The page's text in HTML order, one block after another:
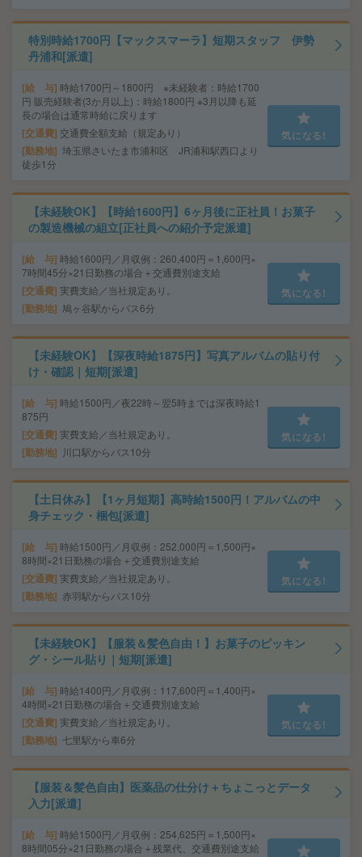
特別時給1700円【マックスマーラ】短期スタッフ 伊勢
丹浦和[派遣]
給 与 時給1700円～1800円 ※未経験者：時給1700
円 販売経験者(3か月以上)：時給1800円 ※3月以降も延
長の場合は通常時給に戻ります
交通費 交通費全額支給（規定あり）
勤務地 埼玉県さいたま市浦和区 JR浦和駅西口より
徒歩1分
気になる!
【未経験OK】【時給1600円】6ヶ月後に正社員！お菓子
の製造機械の組立[正社員への紹介予定派遣]
給 与 時給1600円／月収例：260,400円＝1,600円×
7時間45分×21日勤務の場合＋交通費別途支給
交通費 実費支給／当社規定あり。
勤務地 鳩ヶ谷駅からバス6分
気になる!
【未経験OK】【深夜時給1875円】写真アルバムの貼り付
け・確認｜短期[派遣]
給 与 時給1500円／夜22時～翌5時までは深夜時給1
875円
交通費 実費支給／当社規定あり。
勤務地 川口駅からバス10分
気になる!
【土日休み】【1ヶ月短期】高時給1500円！アルバムの中
身チェック・梱包[派遣]
給 与 時給1500円／月収例：252,000円＝1,500円×
8時間×21日勤務の場合＋交通費別途支給
交通費 実費支給／当社規定あり。
勤務地 赤羽駅からバス10分
気になる!
【未経験OK】【服装＆髪色自由！】お菓子のピッキン
グ・シール貼り｜短期[派遣]
給 与 時給1400円／月収例：117,600円＝1,400円×
4時間×21日勤務の場合＋交通費別途支給
交通費 実費支給／当社規定あり。
勤務地 七里駅から車6分
気になる!
【服装＆髪色自由】医薬品の仕分け＋ちょこっとデータ
入力[派遣]
給 与 時給1500円／月収例：254,625円＝1,500円×
8時間05分×21日勤務の場合＋残業代、交通費別途支給